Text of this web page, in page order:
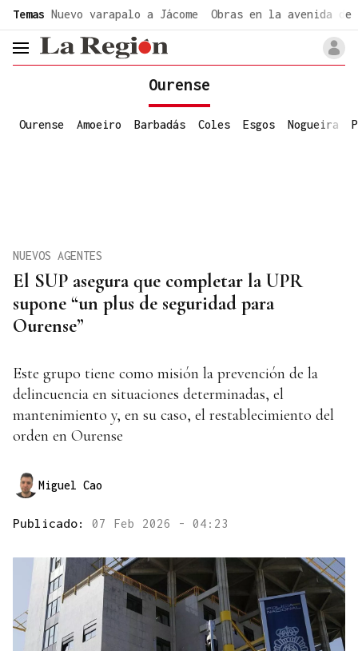
Temas Nuevo varapalo a Jácome Obras en la avenida de
header.menu.open
Ourense
Ourense Amoeiro Barbadás Coles Esgos Nogueira
El SUP asegura que completar la UPR
supone “un plus de seguridad para
Ourense”
NUEVOS AGENTES
Este grupo tiene como misión la prevención de la
delincuencia en situaciones determinadas, el
mantenimiento y, en su caso, el restablecimiento del
orden en Ourense
Miguel Cao
Publicado: 07 Feb 2026 - 04:23